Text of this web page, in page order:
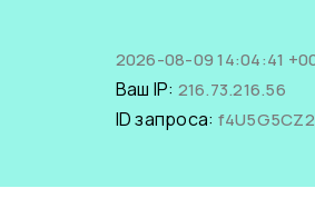
2026-08-09 14:04:41
Ваш IP: 216.73.216.56
ID запроса: